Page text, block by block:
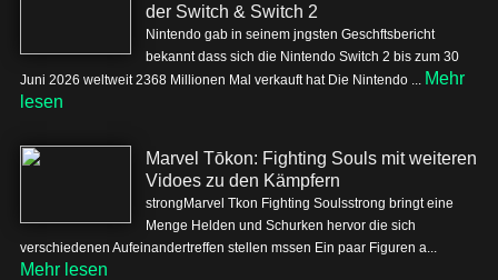
der Switch & Switch 2
Nintendo gab in seinem jngsten Geschftsbericht
bekannt dass sich die Nintendo Switch 2 bis zum 30
Juni 2026 weltweit 2368 Millionen Mal verkauft hat Die Nintendo ... Mehr
lesen
Marvel Tōkon: Fighting Souls mit weiteren
Vidoes zu den Kämpfern
strongMarvel Tkon Fighting Soulsstrong bringt eine
Menge Helden und Schurken hervor die sich
verschiedenen Aufeinandertreffen stellen mssen Ein paar Figuren a...
Mehr lesen